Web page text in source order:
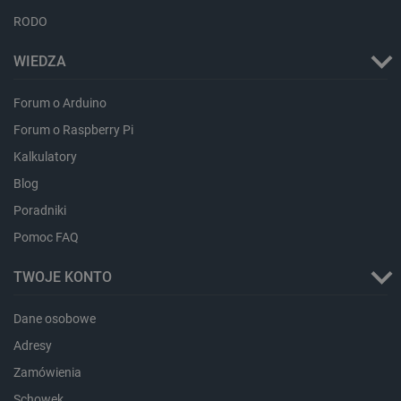
RODO
WIEDZA
Forum o Arduino
Forum o Raspberry Pi
Kalkulatory
Blog
Poradniki
Pomoc FAQ
TWOJE KONTO
Dane osobowe
Adresy
Zamówienia
_smvs .botland.com.pl